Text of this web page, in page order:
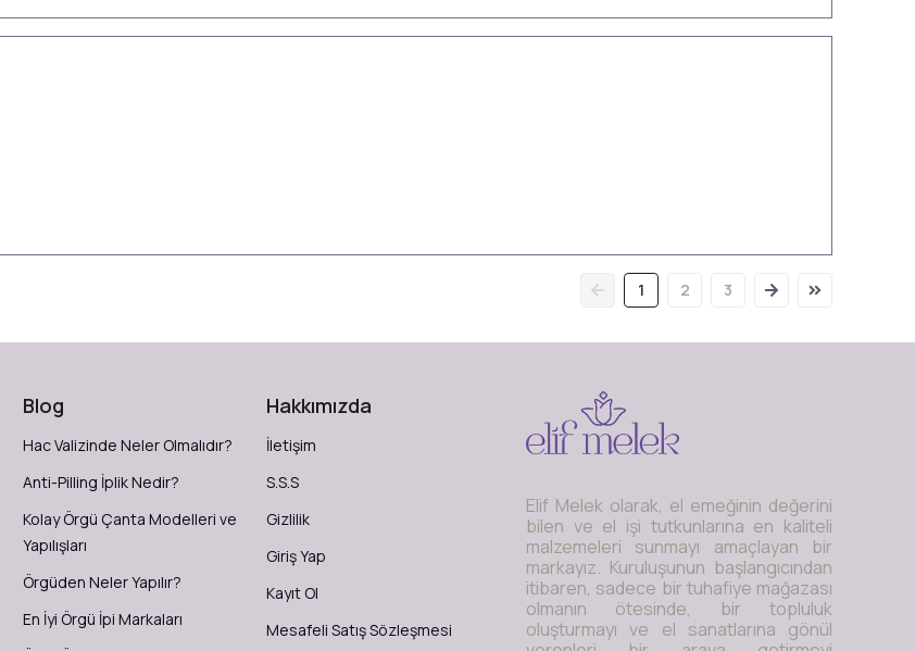
1 2 3
Blog
Hac Valizinde Neler Olmalıdır?
Anti-Pilling İplik Nedir?
Kolay Örgü Çanta Modelleri ve
Yapılışları
Örgüden Neler Yapılır?
En İyi Örgü İpi Markaları
Hakkımızda
İletişim
S.S.S
Gizlilik
Giriş Yap
Kayıt Ol
Mesafeli Satış Sözleşmesi
Elif Melek olarak, el emeğinin değerini
bilen ve el işi tutkunlarına en kaliteli
malzemeleri sunmayı amaçlayan bir
markayız. Kuruluşunun başlangıcından
itibaren, sadece bir tuhafiye mağazası
olmanın ötesinde, bir topluluk
oluşturmayı ve el sanatlarına gönül